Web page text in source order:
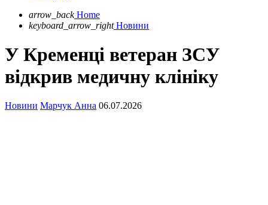
arrow_back Home
keyboard_arrow_right Новини
У Кременці ветеран ЗСУ
відкрив медичну клініку
Новини Марчук Анна 06.07.2026